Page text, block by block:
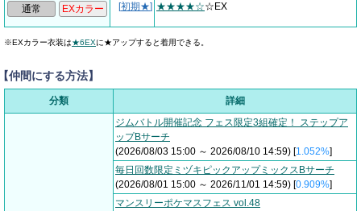
[初期★] ★★★★☆☆EX
※EXカラー衣装は★6EXに★アップすると着用できる。
仲間にする方法】
分類 詳細
ジムバトル開催記念 フェス限定3組確定！ ステップア
ップBサーチ
(2026/08/03 15:00 ～ 2026/08/10 14:59) [1.052%]
毎日回数限定ミヅキピックアップミックスBサーチ
(2026/08/01 15:00 ～ 2026/11/01 14:59) [0.909%]
マンスリーポケマスフェス vol.48